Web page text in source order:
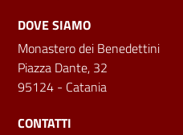
DOVE SIAMO
Monastero dei Benedettini
Piazza Dante, 32
95124 - Catania
CONTATTI